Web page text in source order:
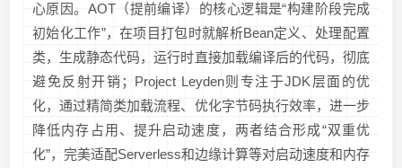
心原因。AOT（提前编译）的核心逻辑是“构建阶段完成
初始化工作”，在项目打包时就解析Bean定义、处理配置
类，生成静态代码，运行时直接加载编译后的代码，彻底
避免反射开销；Project Leyden则专注于JDK层面的优
化，通过精简类加载流程、优化字节码执行效率，进一步
降低内存占用、提升启动速度，两者结合形成“双重优
化”，完美适配Serverless和边缘计算等对启动速度和内存